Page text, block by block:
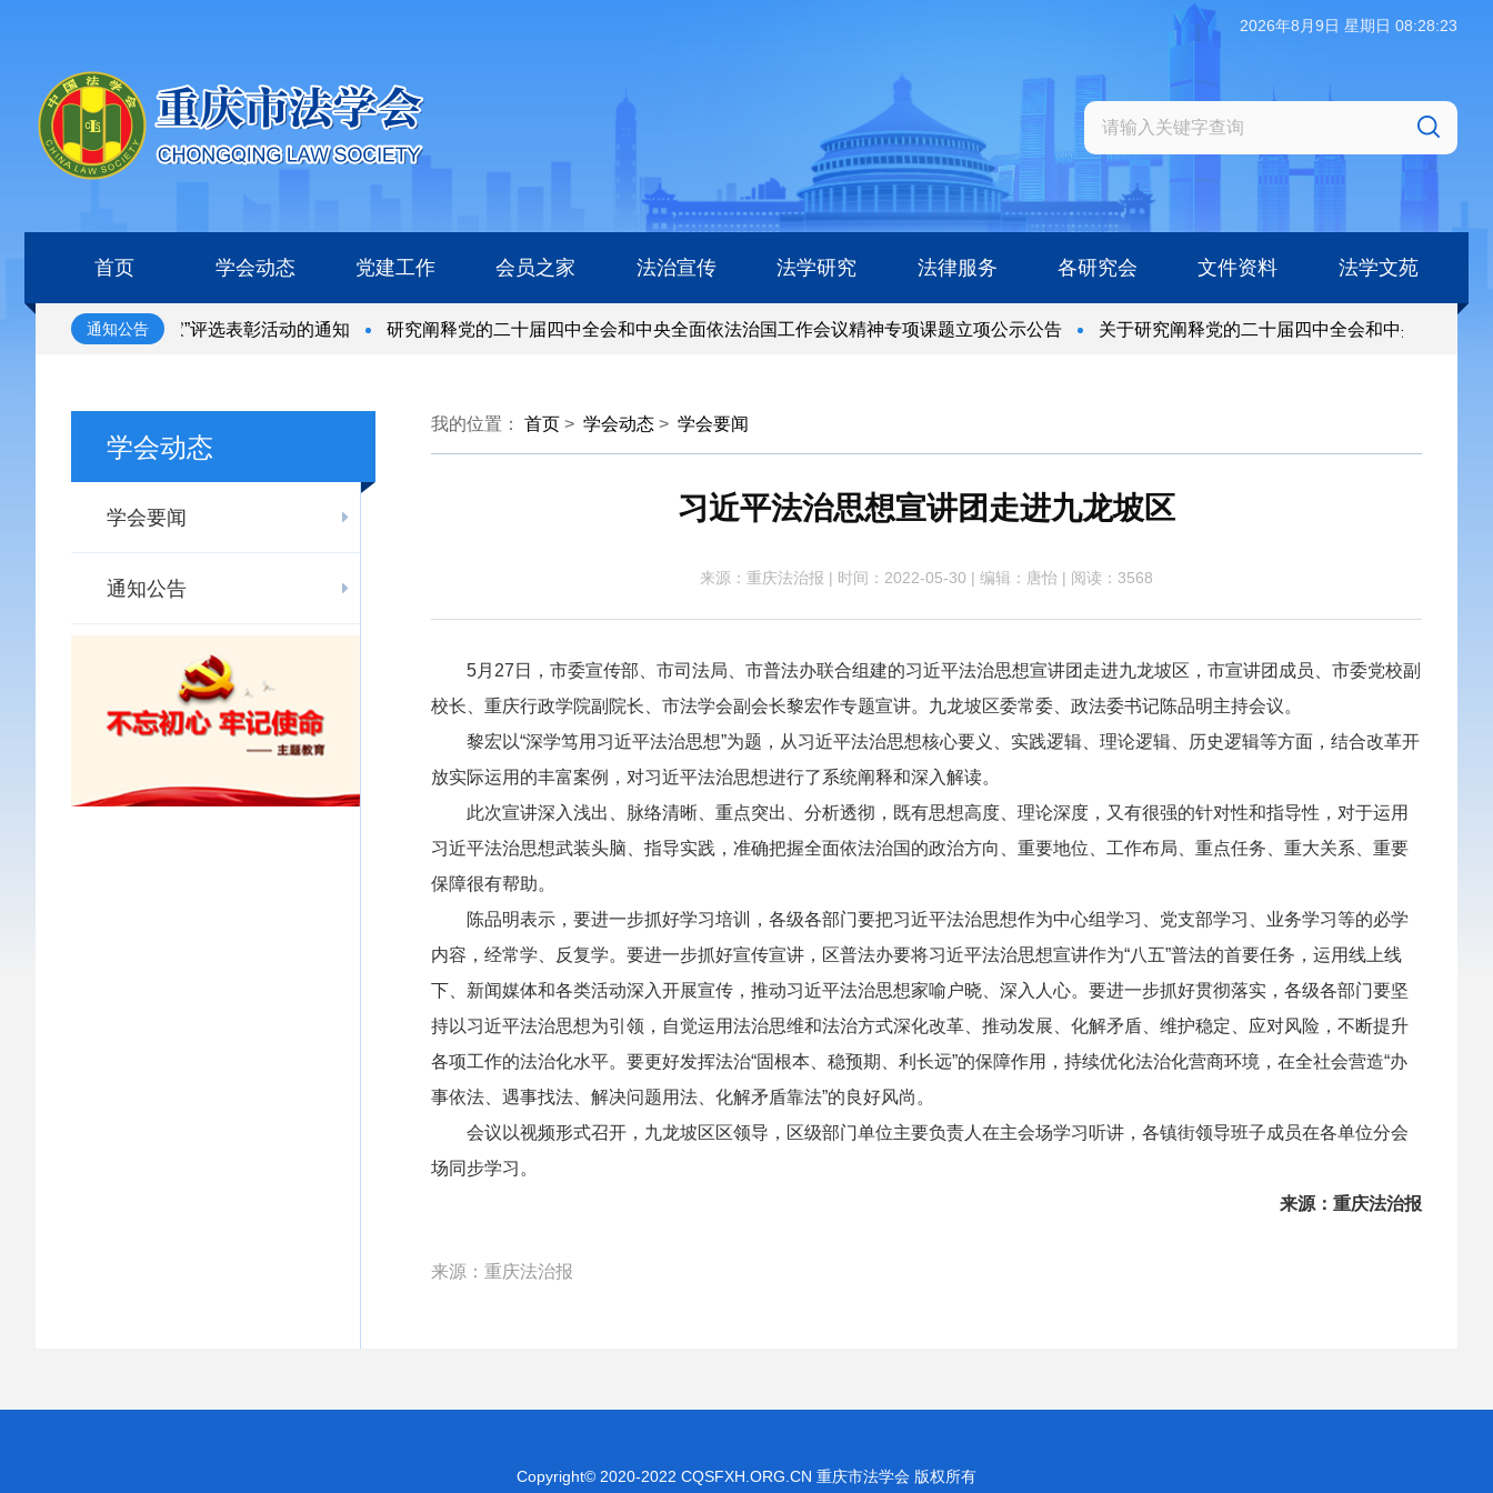
2026年8月9日 星期日 08:28:24
首页 学会动态 党建工作 会员之家 法治宣传 法学研究 法律服务 各研究会 文件资料 法学文苑
通知公告
国杰出青年法学家”评选表彰活动的通知 研究阐释党的二十届四中全会和中央全面依法治国工作会议精神专项课题立项公示公告
关于研究阐释党的二十届四中全会和中央全面依法
国杰出青年法学家”评选表彰活动的通知
学会动态
学会要闻
通知公告
我的位置： 首页 > 学会动态 > 学会要闻
习近平法治思想宣讲团走进九龙坡区
来源：重庆法治报 | 时间：2022-05-30 | 编辑：唐怡 | 阅读：3568
5月27日，市委宣传部、市司法局、市普法办联合组建的习近平法治思想宣讲团走进九龙坡区，市宣讲团成员、市委党校副
校长、重庆行政学院副院长、市法学会副会长黎宏作专题宣讲。九龙坡区委常委、政法委书记陈品明主持会议。
黎宏以“深学笃用习近平法治思想”为题，从习近平法治思想核心要义、实践逻辑、理论逻辑、历史逻辑等方面，结合改革开
放实际运用的丰富案例，对习近平法治思想进行了系统阐释和深入解读。
此次宣讲深入浅出、脉络清晰、重点突出、分析透彻，既有思想高度、理论深度，又有很强的针对性和指导性，对于运用
习近平法治思想武装头脑、指导实践，准确把握全面依法治国的政治方向、重要地位、工作布局、重点任务、重大关系、重要
保障很有帮助。
陈品明表示，要进一步抓好学习培训，各级各部门要把习近平法治思想作为中心组学习、党支部学习、业务学习等的必学
内容，经常学、反复学。要进一步抓好宣传宣讲，区普法办要将习近平法治思想宣讲作为“八五”普法的首要任务，运用线上线
下、新闻媒体和各类活动深入开展宣传，推动习近平法治思想家喻户晓、深入人心。要进一步抓好贯彻落实，各级各部门要坚
持以习近平法治思想为引领，自觉运用法治思维和法治方式深化改革、推动发展、化解矛盾、维护稳定、应对风险，不断提升
各项工作的法治化水平。要更好发挥法治“固根本、稳预期、利长远”的保障作用，持续优化法治化营商环境，在全社会营造“办
事依法、遇事找法、解决问题用法、化解矛盾靠法”的良好风尚。
会议以视频形式召开，九龙坡区区领导，区级部门单位主要负责人在主会场学习听讲，各镇街领导班子成员在各单位分会
场同步学习。
来源：重庆法治报
来源：重庆法治报
Copyright© 2020-2022 CQSFXH.ORG.CN 重庆市法学会 版权所有